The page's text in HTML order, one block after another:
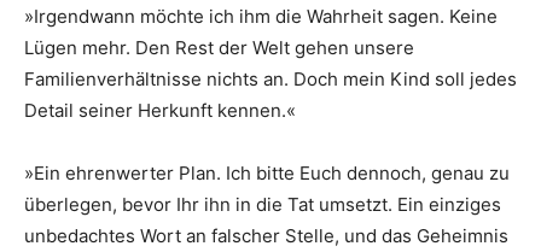
»Irgendwann möchte ich ihm die Wahrheit sagen. Keine
Lügen mehr. Den Rest der Welt gehen unsere
Familienverhältnisse nichts an. Doch mein Kind soll jedes
Detail seiner Herkunft kennen.«
»Ein ehrenwerter Plan. Ich bitte Euch dennoch, genau zu
überlegen, bevor Ihr ihn in die Tat umsetzt. Ein einziges
unbedachtes Wort an falscher Stelle, und das Geheimnis